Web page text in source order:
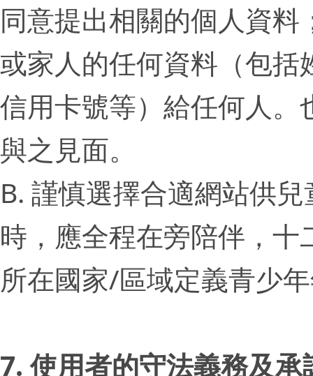
同意提出相關的個人資
或家人的任何資料（包
信用卡號等）給任何人
與之見面。
B. 謹慎選擇合適網站供
時，應全程在旁陪伴，
所在國家/區域定義青少
7. 使用者的守法義務及承